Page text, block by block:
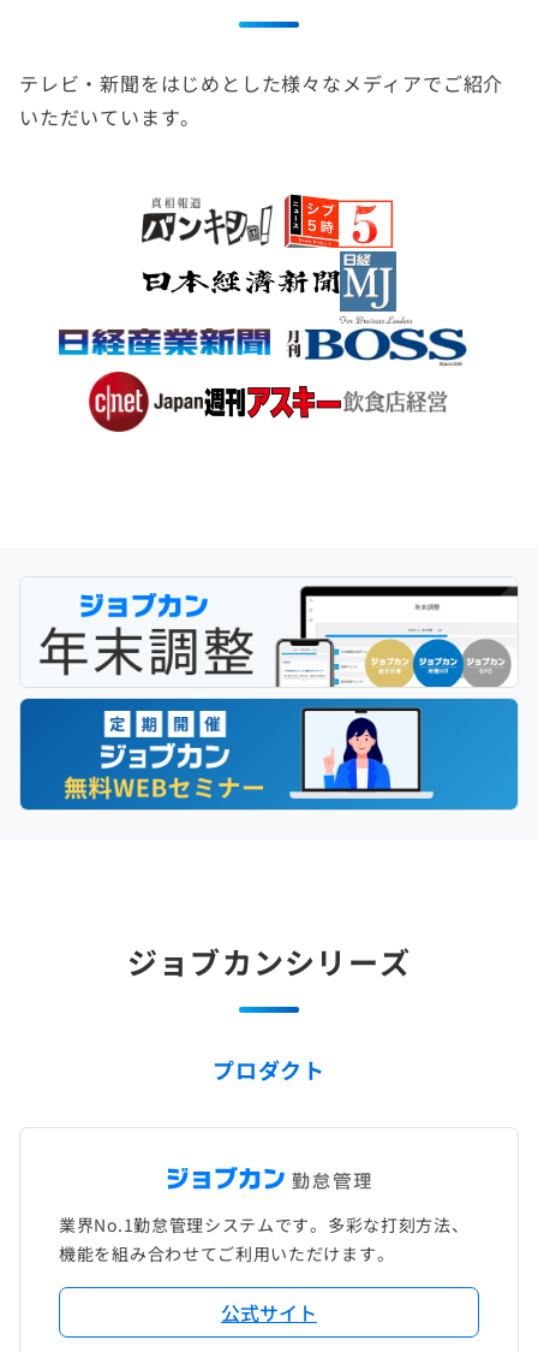
テレビ・新聞をはじめとした様々なメディアでご紹介
いただいています。
ジョブカンシリーズ
プロダクト
業界No.1勤怠管理システムです。多彩な打刻方法、
機能を組み合わせてご利用いただけます。
公式サイト